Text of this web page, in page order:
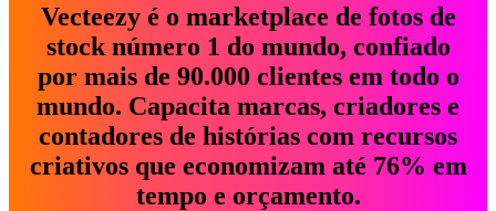
Vecteezy é o marketplace de fotos de
stock número 1 do mundo, confiado
por mais de 90.000 clientes em todo o
mundo. Capacita marcas, criadores e
contadores de histórias com recursos
criativos que economizam até 76% em
tempo e orçamento.